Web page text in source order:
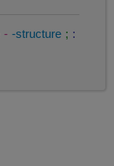
- -structure ; :